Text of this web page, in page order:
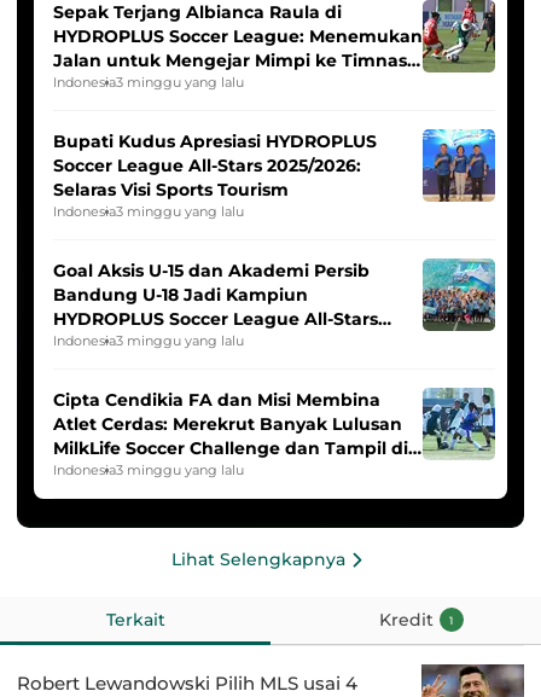
Sepak Terjang Albianca Raula di
HYDROPLUS Soccer League: Menemukan
Jalan untuk Mengejar Mimpi ke Timnas
Indonesia Putri
Indonesia3 minggu yang lalu
Bupati Kudus Apresiasi HYDROPLUS
Soccer League All-Stars 2025/2026:
Selaras Visi Sports Tourism
Indonesia3 minggu yang lalu
Goal Aksis U-15 dan Akademi Persib
Bandung U-18 Jadi Kampiun
HYDROPLUS Soccer League All-Stars
2025/2026
Indonesia3 minggu yang lalu
Cipta Cendikia FA dan Misi Membina
Atlet Cerdas: Merekrut Banyak Lulusan
MilkLife Soccer Challenge dan Tampil di
HYDROPLUS Soccer League
Indonesia3 minggu yang lalu
Lihat Selengkapnya
Terkait Kredit 1
Robert Lewandowski Pilih MLS usai 4